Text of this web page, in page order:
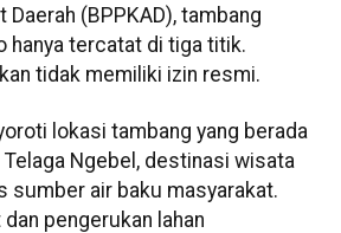
Daerah (BPPKAD), tambang
hanya tercatat di tiga titik.
tidak memiliki izin resmi.
lokasi tambang yang berada
Ngebel, destinasi wisata
sumber air baku masyarakat.
pengerukan lahan